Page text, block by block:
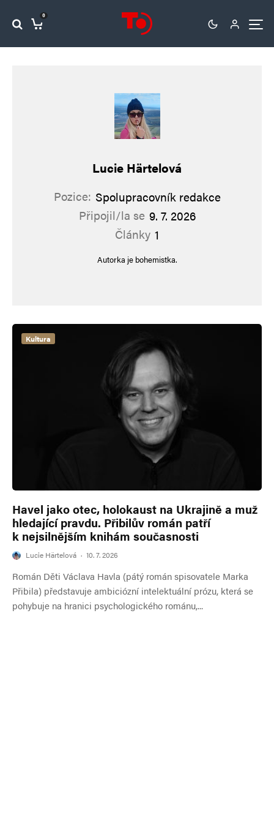
0
Lucie Härtelová
Pozice: Spolupracovník redakce
Připojil/la se 9. 7. 2026
Články 1
Autorka je bohemistka.
Kultura
Havel jako otec, holokaust na Ukrajině a muž
hledající pravdu. Přibilův román patří
k nejsilnějším knihám současnosti
Lucie Härtelová · 10. 7. 2026
Román Děti Václava Havla (pátý román spisovatele Marka
Přibila) představuje ambiciózní intelektuální prózu, která se
pohybuje na hranici psychologického románu,...